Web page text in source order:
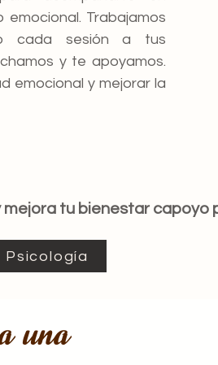
Trabajamos
cada sesión a tus
y te apoyamos.
emocional y mejorar la
mejora tu bienestar capoyo
Psicología
una